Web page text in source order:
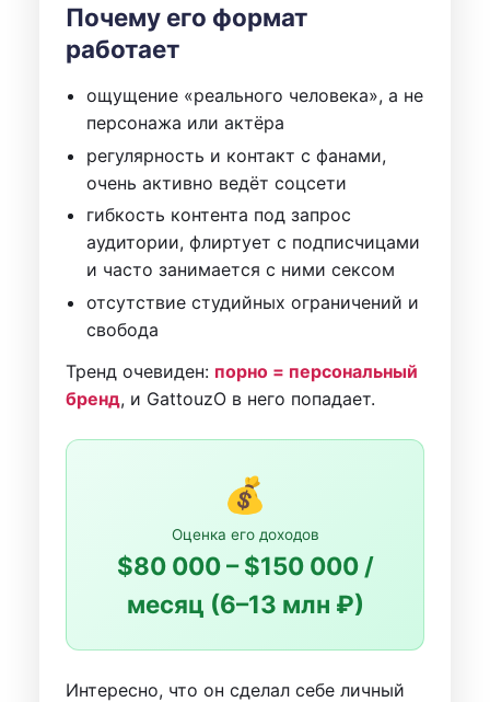
Почему его формат
работает
ощущение «реального человека», а не
персонажа или актёра
регулярность и контакт с фанами,
очень активно ведёт соцсети
гибкость контента под запрос
аудитории, флиртует с подписчицами
и часто занимается с ними сексом
отсутствие студийных ограничений и
свобода
Тренд очевиден: порно = персональный
бренд, и GattouzO в него попадает.
💰
Оценка его доходов
$80 000 – $150 000 /
месяц (6–13 млн ₽)
Интересно, что он сделал себе личный